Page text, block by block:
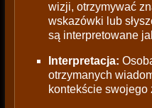
wizji, otrzymywać
wskazówki lub
są interpretowane
Interpretacja:
otrzymanych
kontekście swojego